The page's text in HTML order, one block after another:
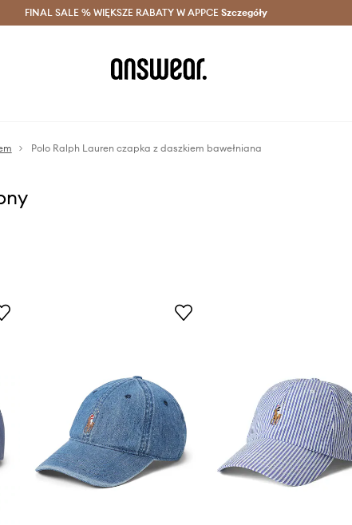
z Answear Club > Dostawa nawet w 24h >
FINAL SALE % WIĘKSZE RABATY W APPCE Szczegóły
Polo Ralph Lauren czapka z daszkiem bawełniana